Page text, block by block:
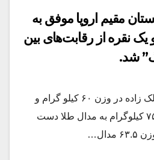
مقیم اروپا موفق به
نقره از رقابت‌های بین
شد.
در این رقابت‌ها حسیب ملک زاده در وزن ۶۰ کیلو گرام و
سلیمان سیغانی در وزن ۷۵ کیلوگرام به مدال طلا دست